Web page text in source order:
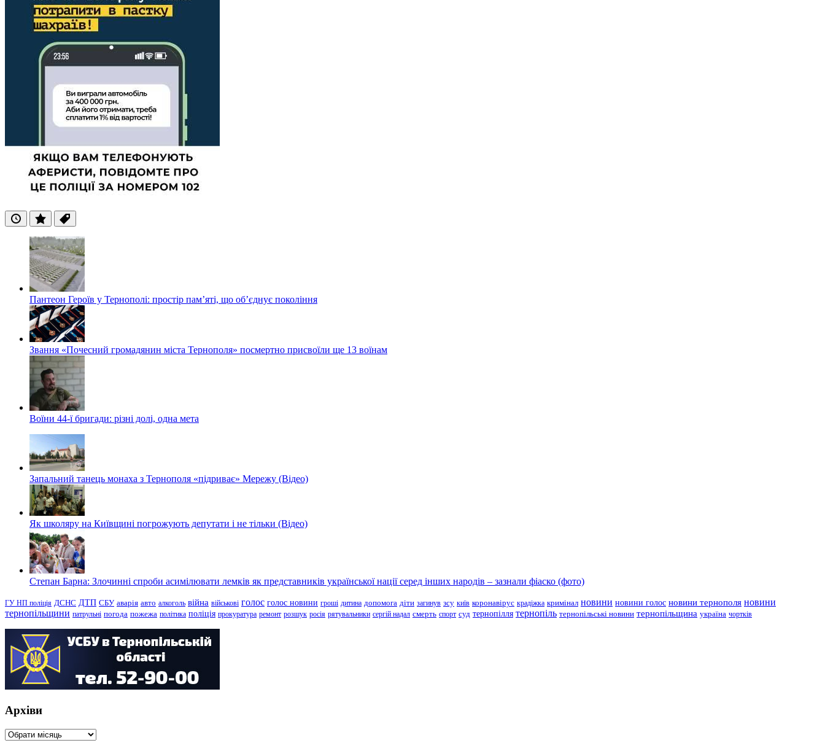
ОстанніПопулярні
Теги
Пантеон Героїв у Тернополі: простір пам’яті, що об’єднує покоління
Звання «Почесний громадянин міста Тернополя» посмертно присвоїли ще 13 воїнам
Воїни 44-ї бригади: різні долі, одна мета
Запальний танець монаха з Тернополя «підриває» Мережу (Відео)
Як школяру на Київщині погрожують депутати і не тільки (Відео)
Степан Барна: Злочинні спроби асимілювати лемків як представників української нації серед інших народів – зазнали фіаско (фото)
ГУ НП поліція ДСНС ДТП СБУ аварія авто алкоголь війна військові голос голос новини гроші дитина допомога діти загинув зсу київ коронавірус крадіжка кримінал новини новини голос новини тернополя новини
тернопільщини патрульні погода пожежа політика поліція прокуратура ремонт розшук росія рятувальники сергій надал смерть спорт суд тернопілля тернопіль тернопільські новини тернопільщина україна чортків
Архіви
Архіви